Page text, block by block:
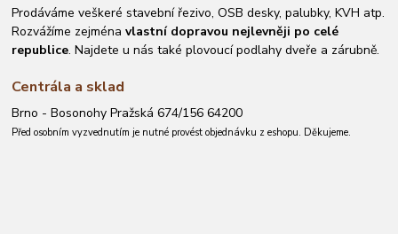
Prodáváme veškeré stavební řezivo, OSB desky, palubky, KVH atp.
Rozvážíme zejménavlastní dopravou nejlevněji po celé
republice. Najdete u nás také plovoucí podlahy dveře a zárubně.
Centrála a sklad
Brno - Bosonohy Pražská 674/156 64200
Před osobním vyzvednutím je nutné provést objednávku z eshopu. Děkujeme.